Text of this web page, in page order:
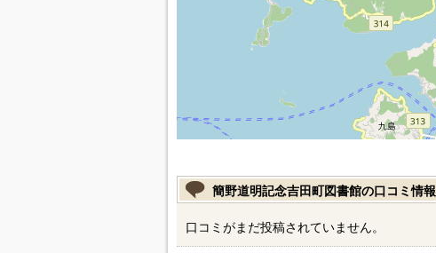
簡野道明記念吉田町図書館の口コミ情報
口コミがまだ投稿されていません。